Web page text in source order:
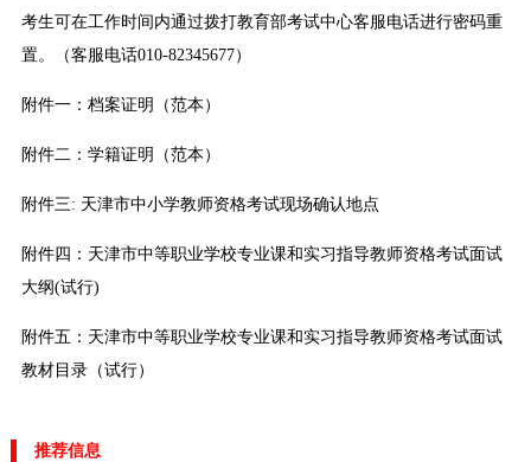
考生可在工作时间内通过拨打教育部考试中心客服电话进行密码重
置。（客服电话010-82345677）
附件一：档案证明（范本）
附件二：学籍证明（范本）
附件三: 天津市中小学教师资格考试现场确认地点
附件四：天津市中等职业学校专业课和实习指导教师资格考试面试
大纲(试行)
附件五：天津市中等职业学校专业课和实习指导教师资格考试面试
教材目录（试行）
推荐信息